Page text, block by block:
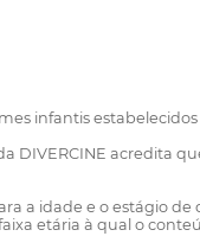
infantis
DIVERCINE acredita
a idade e o estágio
etária à qual o